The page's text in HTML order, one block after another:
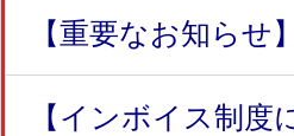
【重要なお知ら
【インボイス制